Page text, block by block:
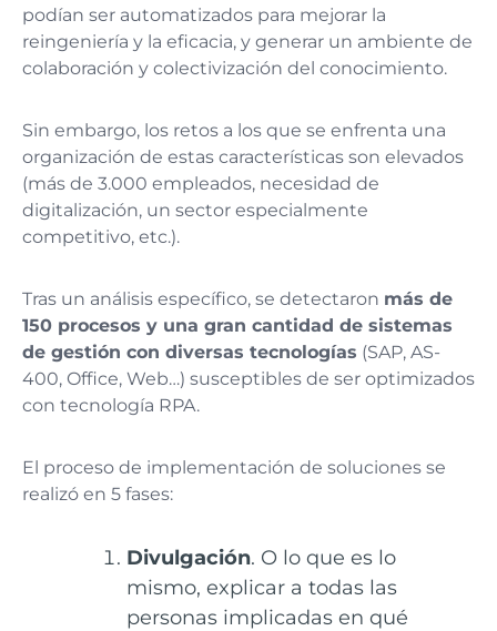
podían ser automatizados para mejorar la
reingeniería y la eficacia, y generar un ambiente de
colaboración y colectivización del conocimiento.
Sin embargo, los retos a los que se enfrenta una
organización de estas características son elevados
(más de 3.000 empleados, necesidad de
digitalización, un sector especialmente
competitivo, etc.).
Tras un análisis específico, se detectaron más de
150 procesos y una gran cantidad de sistemas
de gestión con diversas tecnologías (SAP, AS-
400, Office, Web…) susceptibles de ser optimizados
con tecnología RPA.
El proceso de implementación de soluciones se
realizó en 5 fases:
Divulgación. O lo que es lo
mismo, explicar a todas las
personas implicadas en qué